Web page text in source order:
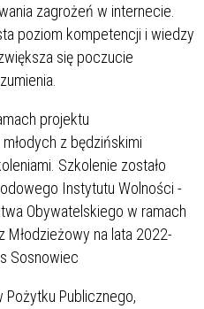
zagrożeń w internecie.
poziom kompetencji i wiedzy
się poczucie
projektu
z będzińskimi
Szkolenie zostało
Instytutu Wolności -
Obywatelskiego w ramach
Młodzieżowy na lata 2022-
Sosnowiec